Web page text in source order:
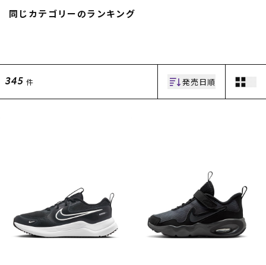
覧
ニュース
ムラサキスポーツ 公式アプリ
ポイント・クーポンもこのアプリで！
同じカテゴリーのランキング
345 件 発売日順